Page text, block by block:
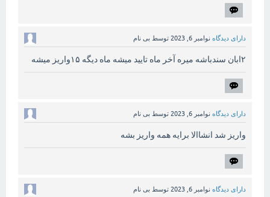
دارای دیدگاه نوامبر 6, 2023 توسط بی نام
۲ابان سندباشه میره آخر ماه تایید میشه ماه دیگه ۱۵واریز میشه
دارای دیدگاه نوامبر 6, 2023 توسط بی نام
واریز شد انشاالا برایه همه واریز بشه
دارای دیدگاه نوامبر 6, 2023 توسط بی نام